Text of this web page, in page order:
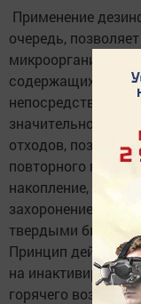
Применение
очередь,
микроорганизмов
содержащихся в
непосредственно
значительно
отходов,
повторного
накопление,
захоронение
твердыми
Принцип действия
на
горячего воздуха